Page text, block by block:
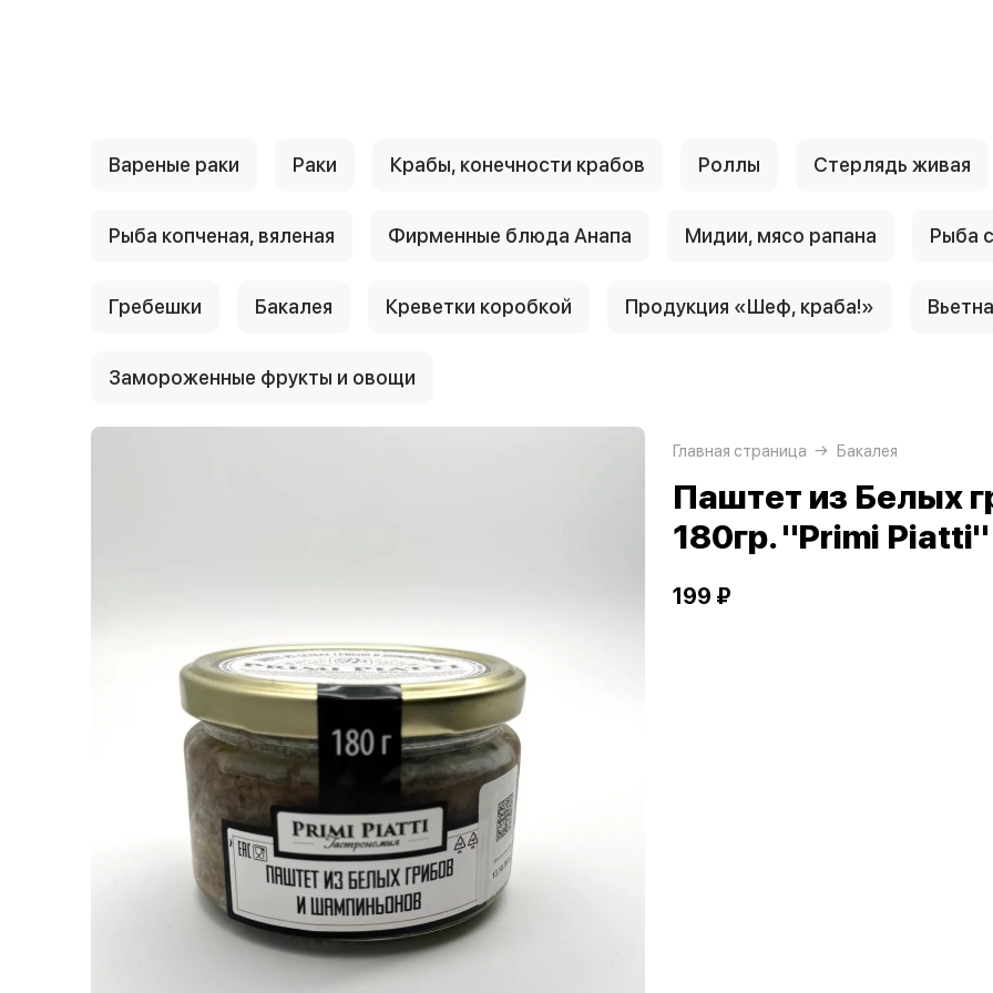
Вареные раки Раки Крабы, конечности крабов Роллы Стерлядь живая
Рыба копченая, вяленая Фирменные блюда Анапа Мидии, мясо рапана Рыба
Гребешки Бакалея Креветки коробкой Продукция «Шеф, краба!»
Замороженные фрукты и овощи
Главная страница Бакалея
Паштет из Белых
180гр. "Primi Piatti"
199 ₽